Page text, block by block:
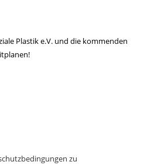
Plastik e.V. und die kommenden
zu